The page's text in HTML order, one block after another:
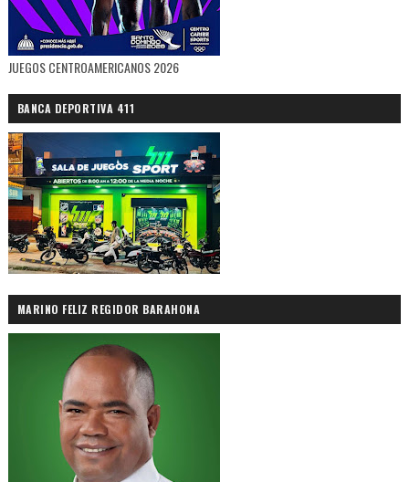
JUEGOS CENTROAMERICANOS 2026
BANCA DEPORTIVA 411
MARINO FELIZ REGIDOR BARAHONA